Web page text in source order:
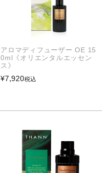
アロマディフューザー OE 15
0ml《オリエンタルエッセン
ス》
¥7,920税込